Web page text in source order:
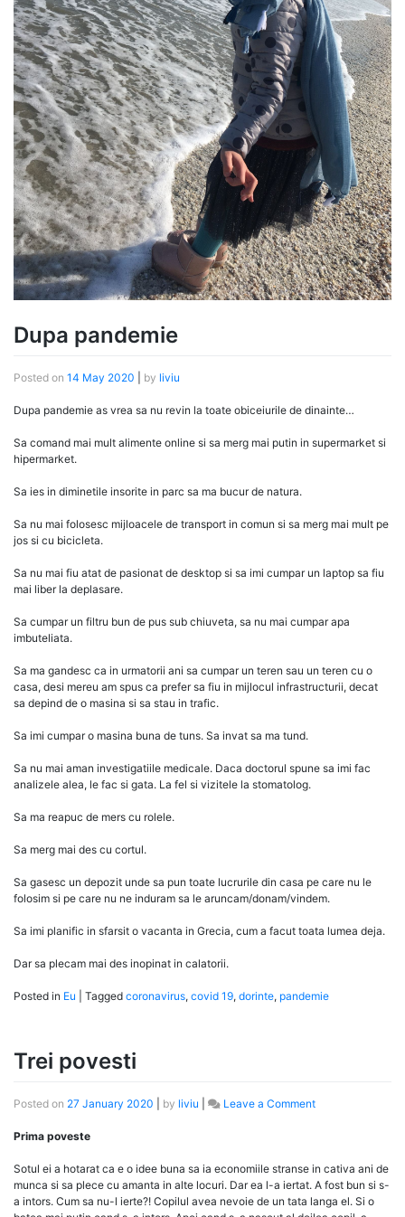
Dupa pandemie
Posted on 14 May 2020 by liviu
Dupa pandemie as vrea sa nu revin la toate obiceiurile de dinainte…
Sa comand mai mult alimente online si sa merg mai putin in supermarket si
hipermarket.
Sa ies in diminetile insorite in parc sa ma bucur de natura.
Sa nu mai folosesc mijloacele de transport in comun si sa merg mai mult pe
jos si cu bicicleta.
Sa nu mai fiu atat de pasionat de desktop si sa imi cumpar un laptop sa fiu
mai liber la deplasare.
Sa cumpar un filtru bun de pus sub chiuveta, sa nu mai cumpar apa
imbuteliata.
Sa ma gandesc ca in urmatorii ani sa cumpar un teren sau un teren cu o
casa, desi mereu am spus ca prefer sa fiu in mijlocul infrastructurii, decat
sa depind de o masina si sa stau in trafic.
Sa imi cumpar o masina buna de tuns. Sa invat sa ma tund.
Sa nu mai aman investigatiile medicale. Daca doctorul spune sa imi fac
analizele alea, le fac si gata. La fel si vizitele la stomatolog.
Sa ma reapuc de mers cu rolele.
Sa merg mai des cu cortul.
Sa gasesc un depozit unde sa pun toate lucrurile din casa pe care nu le
folosim si pe care nu ne induram sa le aruncam/donam/vindem.
Sa imi planific in sfarsit o vacanta in Grecia, cum a facut toata lumea deja.
Dar sa plecam mai des inopinat in calatorii.
Posted in Eu Tagged coronavirus, covid 19, dorinte, pandemie
Trei povesti
Posted on 27 January 2020 by liviu Leave a Commenton
Prima poveste
Sotul ei a hotarat ca e o idee buna sa ia economiile stranse in cativa ani de
munca si sa plece cu amanta in alte locuri. Dar ea l-a iertat. A fost bun si s-
a intors. Cum sa nu-l ierte?! Copilul avea nevoie de un tata langa el. Si o